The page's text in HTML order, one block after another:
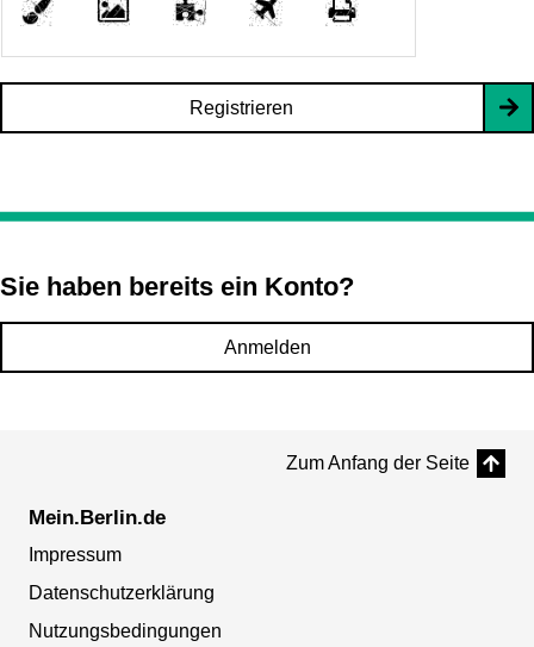
Registrieren
Sie haben bereits ein Konto?
Anmelden
Zum Anfang der Seite
Mein.Berlin.de
Impressum
Datenschutzerklärung
Nutzungsbedingungen